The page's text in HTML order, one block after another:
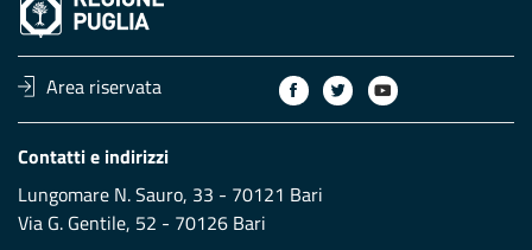
Area riservata
Contatti e indirizzi
Lungomare N. Sauro, 33 - 70121 Bari
Via G. Gentile, 52 - 70126 Bari